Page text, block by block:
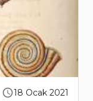
18 Ocak 2021